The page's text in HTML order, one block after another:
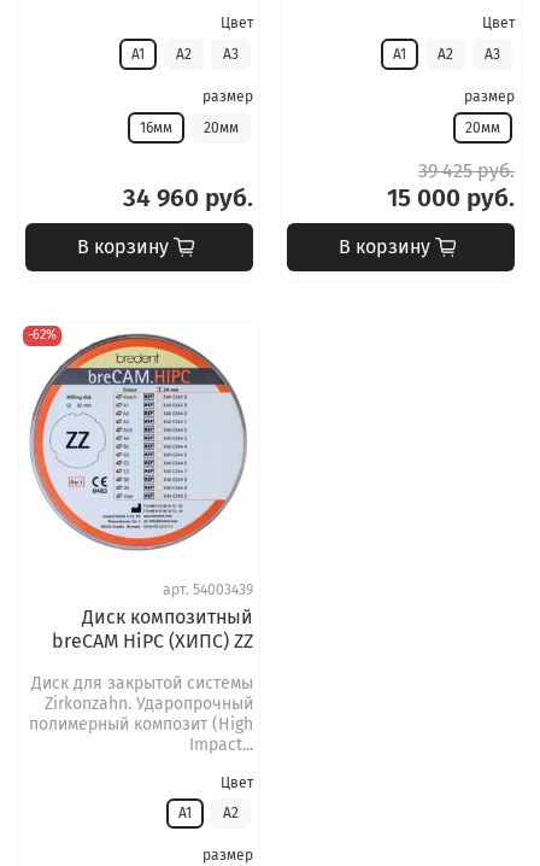
Цвет
A1
A2 A3
размер
16мм
20мм
34 960 руб.
В корзину
Цвет
A1
A2 A3
размер
20мм
39 425 руб.
15 000 руб.
В корзину
-62%
арт.54003439
Диск композитный
breCAM HiPC (ХИПС) ZZ
Диск для закрытой системы
Zirkonzahn. Ударопрочный
полимерный композит (High
Impact...
Цвет
A1
A2
размер